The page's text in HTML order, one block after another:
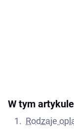
W tym
Rodzaje